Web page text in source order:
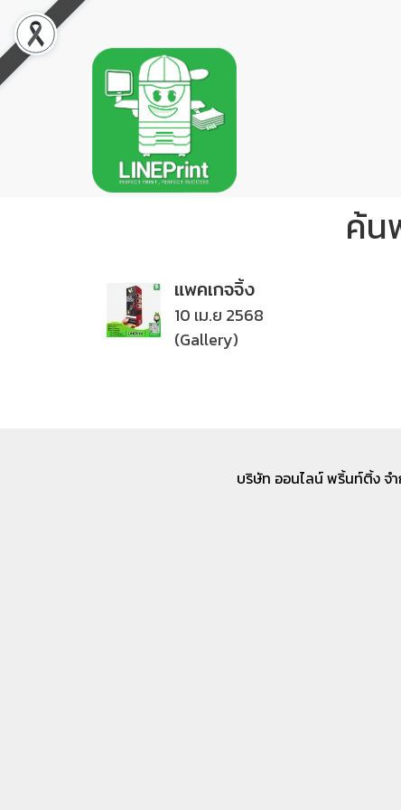
ค้น
แพคเกจจิ้ง
10 เม.ย 2568
(Gallery)
บริษัท ออนไลน์ พริ้นท์ติ้ง จ